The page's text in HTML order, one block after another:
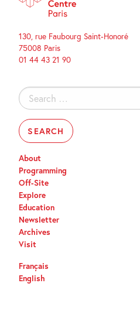
130, rue Faubourg Saint-Honoré
75008 Paris
01 44 43 21 90
Search
for:
About
Programming
Off-Site
Explore
Education
Newsletter
Archives
Visit
Français
English